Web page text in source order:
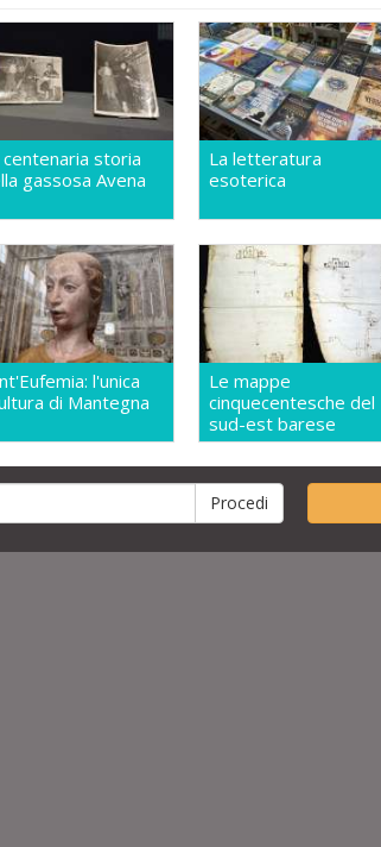
centenaria storia
gassosa Avena
La letteratura
esoterica
l'unica
di Mantegna
Le mappe
cinquecentesche del
sud-est barese